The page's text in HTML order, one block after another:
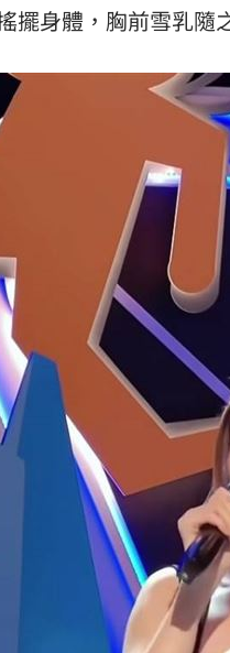
擺身體，胸前雪乳隨